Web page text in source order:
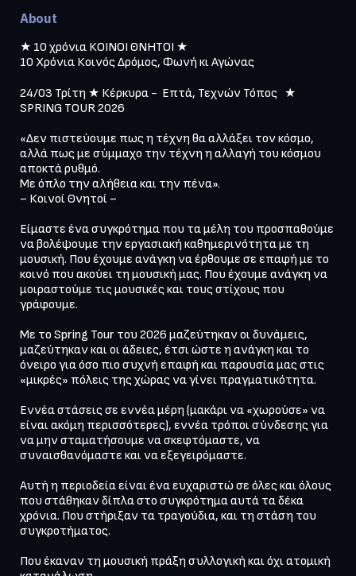
About
★ 10 χρόνια ΚΟΙΝΟΙ ΘΝΗΤΟΙ ★
10 Χρόνια Κοινός Δρόμος, Φωνή κι Αγώνας
24/03 Τρίτη ★ Κέρκυρα -  Επτά, Τεχνών Τόπος   ★
SPRING TOUR 2026
«Δεν πιστεύουμε πως η τέχνη θα αλλάξει τον κόσμο,
αλλά πως με σύμμαχο την τέχνη η αλλαγή του κόσμου
αποκτά ρυθμό.
Με όπλο την αλήθεια και την πένα».
~ Κοινοί Θνητοί ~
Είμαστε ένα συγκρότημα που τα μέλη του προσπαθούμε
να βολέψουμε την εργασιακή καθημερινότητα με τη
μουσική. Που έχουμε ανάγκη να έρθουμε σε επαφή με το
κοινό που ακούει τη μουσική μας. Που έχουμε ανάγκη να
μοιραστούμε τις μουσικές και τους στίχους που
γράφουμε.
Με το Spring Tour του 2026 μαζεύτηκαν οι δυνάμεις,
μαζεύτηκαν και οι άδειες, έτσι ώστε η ανάγκη και το
όνειρο για όσο πιο συχνή επαφή και παρουσία μας στις
«μικρές» πόλεις της χώρας να γίνει πραγματικότητα.
Εννέα στάσεις σε εννέα μέρη (μακάρι να «χωρούσε» να
είναι ακόμη περισσότερες), εννέα τρόποι σύνδεσης για
να μην σταματήσουμε να σκεφτόμαστε, να
συναισθανόμαστε και να εξεγειρόμαστε.
Αυτή η περιοδεία είναι ένα ευχαριστώ σε όλες και όλους
που στάθηκαν δίπλα στο συγκρότημα αυτά τα δέκα
χρόνια. Που στήριξαν τα τραγούδια, και τη στάση του
συγκροτήματος.
Που έκαναν τη μουσική πράξη συλλογική και όχι ατομική